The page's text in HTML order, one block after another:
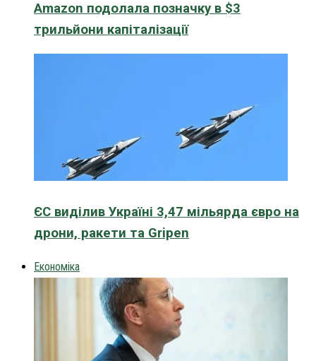
Amazon подолала позначку в $3
трильйони капіталізації
ЄС виділив Україні 3,47 мільярда євро на
дрони, ракети та Gripen
Економіка